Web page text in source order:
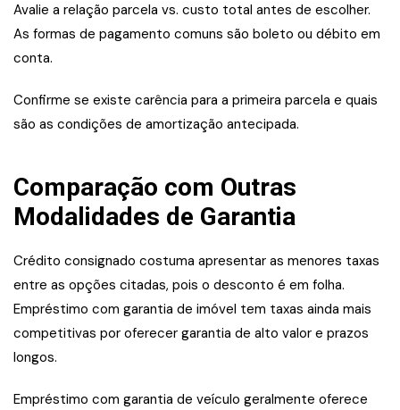
Avalie a relação parcela vs. custo total antes de escolher.
As formas de pagamento comuns são boleto ou débito em
conta.
Confirme se existe carência para a primeira parcela e quais
são as condições de amortização antecipada.
Comparação com Outras
Modalidades de Garantia
Crédito consignado costuma apresentar as menores taxas
entre as opções citadas, pois o desconto é em folha.
Empréstimo com garantia de imóvel tem taxas ainda mais
competitivas por oferecer garantia de alto valor e prazos
longos.
Empréstimo com garantia de veículo geralmente oferece